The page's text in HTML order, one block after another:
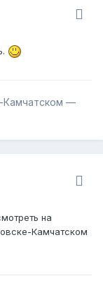
Камчатском —
на
Камчатском